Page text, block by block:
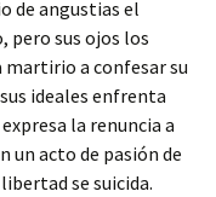
de angustias el
pero sus ojos los
martirio a confesar su
ideales enfrenta
la renuncia a
un acto de pasión de
se suicida.